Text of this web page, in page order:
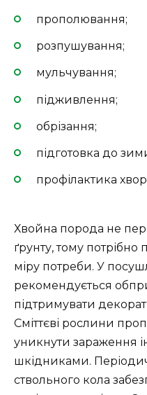
прополювання;
розпушування;
мульчування;
підживлення;
обрізання;
підготовка до
профілактика
Хвойна порода не
ґрунту, тому
міру потреби. У
рекомендується
підтримувати
Сміттєві рослини
уникнути зараження
шкідниками.
ствольного кола